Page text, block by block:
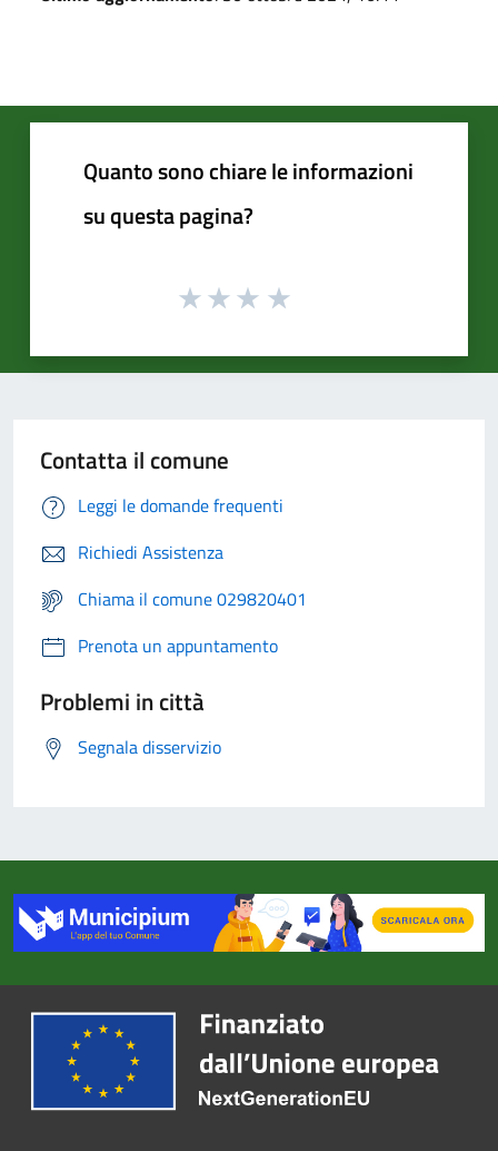
Quanto sono chiare le informazioni
su questa pagina?
Contatta il comune
Leggi le domande frequenti
Richiedi Assistenza
Chiama il comune 029820401
Prenota un appuntamento
Problemi in città
Segnala disservizio